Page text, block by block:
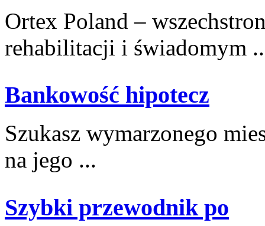
Ortex Poland –
rehabilitacji i świadomym
Bankowość hipotecz
Szukasz⁣ wymarzonego
na jego ...
Szybki przewodnik po